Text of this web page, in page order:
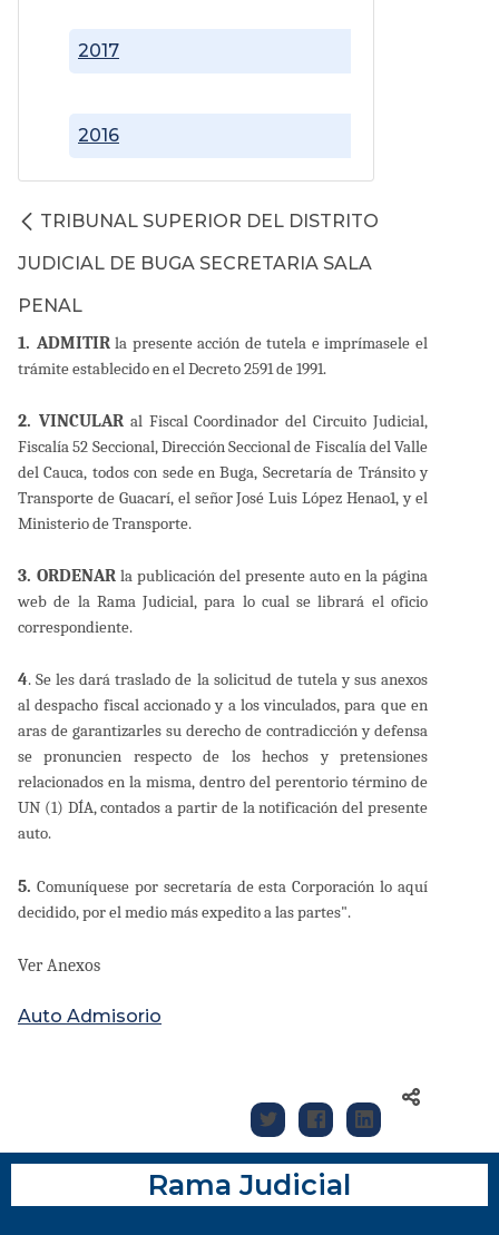
2016
2017
TRIBUNAL SUPERIOR DEL DISTRITO
JUDICIAL DE BUGA SECRETARIA SALA
PENAL
1. ADMITIRla presente acción de tutela e imprímasele el
trámite establecido en el Decreto 2591 de 1991.
2. VINCULARal Fiscal Coordinador del Circuito Judicial,
Fiscalía 52 Seccional, Dirección Seccional de Fiscalía del Valle
del Cauca, todos con sede en Buga, Secretaría de Tránsito y
Transporte de Guacarí, el señor José Luis López Henao1, y el
Ministerio de Transporte.
3. ORDENAR la publicación del presente auto en la página
web de la Rama Judicial, para lo cual se librará el oficio
correspondiente.
4. Se les dará traslado de la solicitud de tutela y sus anexos
al despacho fiscal accionado y a los vinculados, para que en
aras de garantizarles su derecho de contradicción y defensa
se pronuncien respecto de los hechos y pretensiones
relacionados en la misma, dentro del perentorio término de
UN (1) DÍA, contados a partir de la notificación del presente
auto.
5. Comuníquese por secretaría de esta Corporación lo aquí
decidido, por el medio más expedito a las partes".
Ver Anexos
Auto Admisorio
Rama Judicial